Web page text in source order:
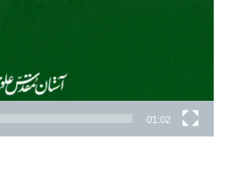
01:02